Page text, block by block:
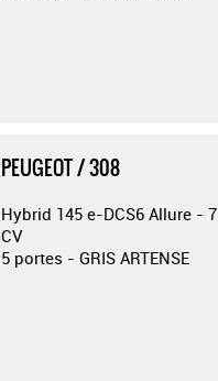
PEUGEOT / 308
Hybrid 145 e-DCS6 Allure - 7
CV
5 portes - GRIS ARTENSE